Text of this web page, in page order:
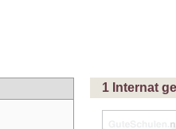
1 Internat